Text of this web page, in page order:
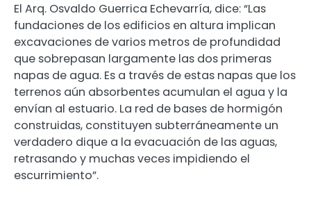
El Arq. Osvaldo Guerrica Echevarría, dice: “Las
fundaciones de los edificios en altura implican
excavaciones de varios metros de profundidad
que sobrepasan largamente las dos primeras
napas de agua. Es a través de estas napas que los
terrenos aún absorbentes acumulan el agua y la
envían al estuario. La red de bases de hormigón
construidas, constituyen subterráneamente un
verdadero dique a la evacuación de las aguas,
retrasando y muchas veces impidiendo el
escurrimiento”.